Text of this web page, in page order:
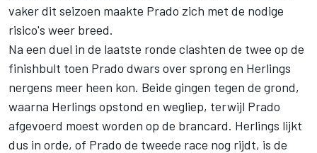
vaker dit seizoen maakte Prado zich met de nodige
risico's weer breed.
Na een duel in de laatste ronde clashten de twee op de
finishbult toen Prado dwars over sprong en Herlings
nergens meer heen kon. Beide gingen tegen de grond,
waarna Herlings opstond en wegliep, terwijl Prado
afgevoerd moest worden op de brancard. Herlings lijkt
dus in orde, of Prado de tweede race nog rijdt, is de